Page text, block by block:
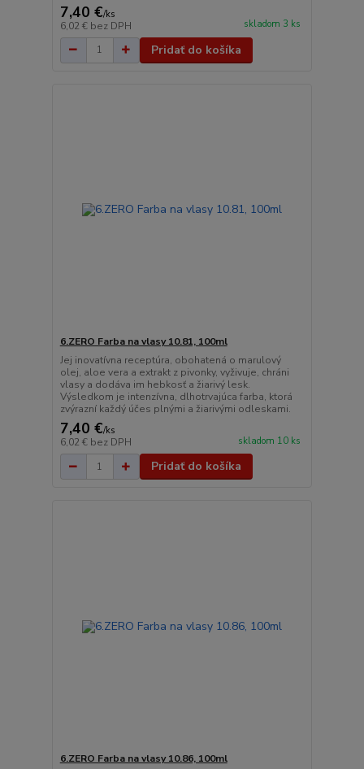
7,40 €/ks
6,02 € bez DPH skladom 3 ks
Pridať do košíka
6.ZERO Farba na vlasy 10.81, 100ml
Jej inovatívna receptúra, obohatená o marulový
olej, aloe vera a extrakt z pivonky, vyživuje, chráni
vlasy a dodáva im hebkosť a žiarivý lesk.
Výsledkom je intenzívna, dlhotrvajúca farba, ktorá
zvýrazní každý účes plnými a žiarivými odleskami.
7,40 €/ks
6,02 € bez DPH skladom 10 ks
Pridať do košíka
6.ZERO Farba na vlasy 10.86, 100ml